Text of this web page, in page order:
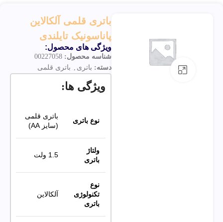
باتری قلمی آلکالاین
پاناسونیک تایلندی
ویژگی های محصول:
شناسه محصول: 00227058
دسته: باتری , باتری قلمی
ویژگی ها:
نوع باتری
باتری قلمی
(سایز AA)
ولتاژ
باتری
1.5 ولت
نوع
تکنولوژی
باتری
آلکالاین